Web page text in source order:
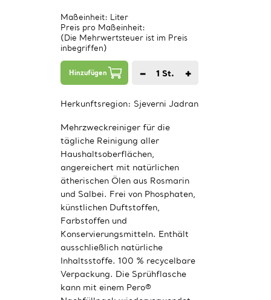
Maßeinheit: Liter
Preis pro Maßeinheit:
(Die Mehrwertsteuer ist im Preis
inbegriffen)
Hinzufügen − 1 St. +
Herkunftsregion: Sjeverni Jadran
Mehrzweckreiniger für die
tägliche Reinigung aller
Haushaltsoberflächen,
angereichert mit natürlichen
ätherischen Ölen aus Rosmarin
und Salbei. Frei von Phosphaten,
künstlichen Duftstoffen,
Farbstoffen und
Konservierungsmitteln. Enthält
ausschließlich natürliche
Inhaltsstoffe. 100 % recycelbare
Verpackung. Die Sprühflasche
kann mit einem Pero®